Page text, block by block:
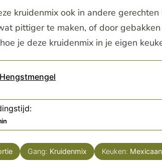
kruidenmix ook in andere
pittiger te maken, of door
je deze kruidenmix in je eigen
Gang: Kruidenmix Keuken: